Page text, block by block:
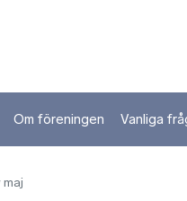
Om föreningen Vanliga